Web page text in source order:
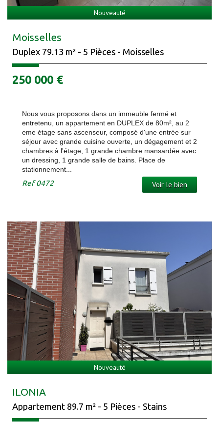
Nouveauté
Moisselles
Duplex 79.13 m² - 5 Pièces - Moisselles
250 000 €
Nous vous proposons dans un immeuble fermé et
entretenu, un appartement en DUPLEX de 80m², au 2
eme étage sans ascenseur, composé d'une entrée sur
séjour avec grande cuisine ouverte, un dégagement et 2
chambres à l'étage, 1 grande chambre mansardée avec
un dressing, 1 grande salle de bains. Place de
stationnement...
Ref0472 Voir le bien
Nouveauté
ILONIA
Appartement 89.7 m² - 5 Pièces - Stains